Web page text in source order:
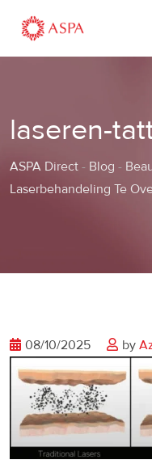
content
laseren-
ASPA Direct - Blog -
Laserbehandeling Te
08/10/2025 by